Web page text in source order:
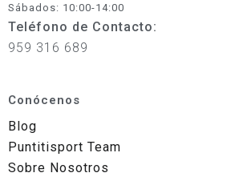
Sábados: 10:00-14:00
Teléfono de Contacto:
959 316 689
Conócenos
Blog
Puntitisport Team
Sobre Nosotros